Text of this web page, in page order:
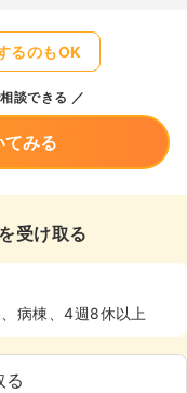
るのもOK
談できる
てみる
受け取る
病棟、4週8休以上
る